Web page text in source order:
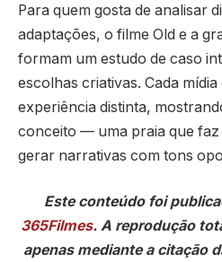
Para quem gosta de analisar
adaptações, o filme Old e a
formam um estudo de caso
escolhas criativas. Cada
experiência distinta,
conceito — uma praia que
gerar narrativas com tons
Este conteúdo foi
365Filmes. A reprodução
apenas mediante a citação